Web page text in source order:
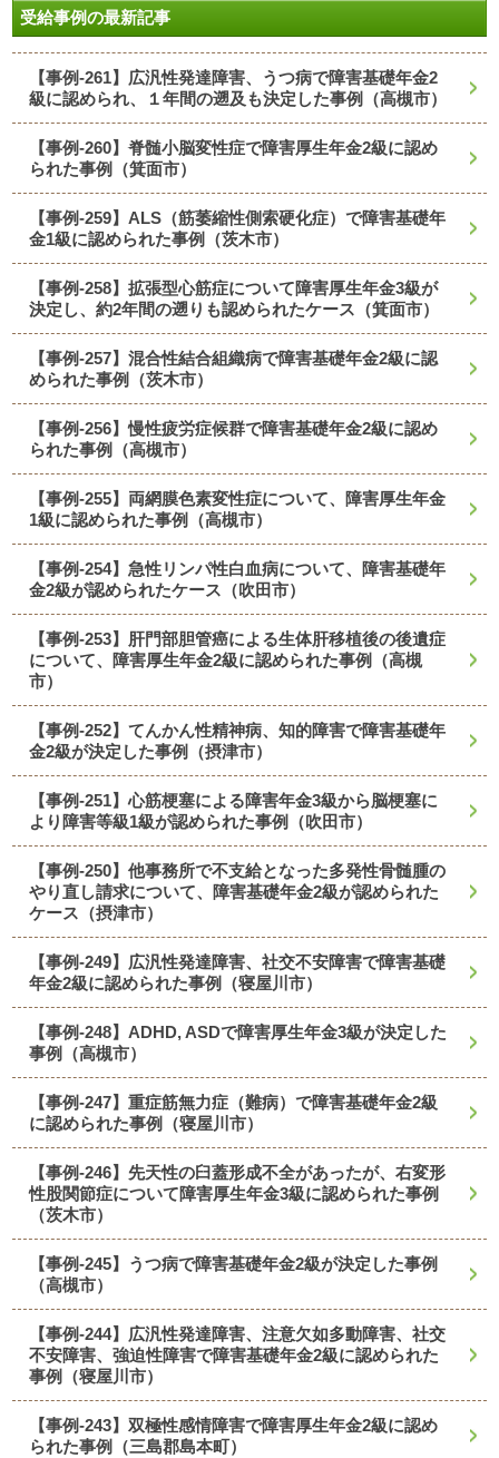
受給事例の最新記事
【事例-261】広汎性発達障害、うつ病で障害基礎年金2
級に認められ、１年間の遡及も決定した事例（高槻市）
【事例-260】脊髄小脳変性症で障害厚生年金2級に認め
られた事例（箕面市）
【事例-259】ALS（筋萎縮性側索硬化症）で障害基礎年
金1級に認められた事例（茨木市）
【事例-258】拡張型心筋症について障害厚生年金3級が
決定し、約2年間の遡りも認められたケース（箕面市）
【事例-257】混合性結合組織病で障害基礎年金2級に認
められた事例（茨木市）
【事例-256】慢性疲労症候群で障害基礎年金2級に認め
られた事例（高槻市）
【事例-255】両網膜色素変性症について、障害厚生年金
1級に認められた事例（高槻市）
【事例-254】急性リンパ性白血病について、障害基礎年
金2級が認められたケース（吹田市）
【事例-253】肝門部胆管癌による生体肝移植後の後遺症
について、障害厚生年金2級に認められた事例（高槻
市）
【事例-252】てんかん性精神病、知的障害で障害基礎年
金2級が決定した事例（摂津市）
【事例-251】心筋梗塞による障害年金3級から脳梗塞に
より障害等級1級が認められた事例（吹田市）
【事例-250】他事務所で不支給となった多発性骨髄腫の
やり直し請求について、障害基礎年金2級が認められた
ケース（摂津市）
【事例-249】広汎性発達障害、社交不安障害で障害基礎
年金2級に認められた事例（寝屋川市）
【事例-248】ADHD, ASDで障害厚生年金3級が決定した
事例（高槻市）
【事例-247】重症筋無力症（難病）で障害基礎年金2級
に認められた事例（寝屋川市）
【事例-246】先天性の臼蓋形成不全があったが、右変形
性股関節症について障害厚生年金3級に認められた事例
（茨木市）
【事例-245】うつ病で障害基礎年金2級が決定した事例
（高槻市）
【事例-244】広汎性発達障害、注意欠如多動障害、社交
不安障害、強迫性障害で障害基礎年金2級に認められた
事例（寝屋川市）
【事例-243】双極性感情障害で障害厚生年金2級に認め
られた事例（三島郡島本町）